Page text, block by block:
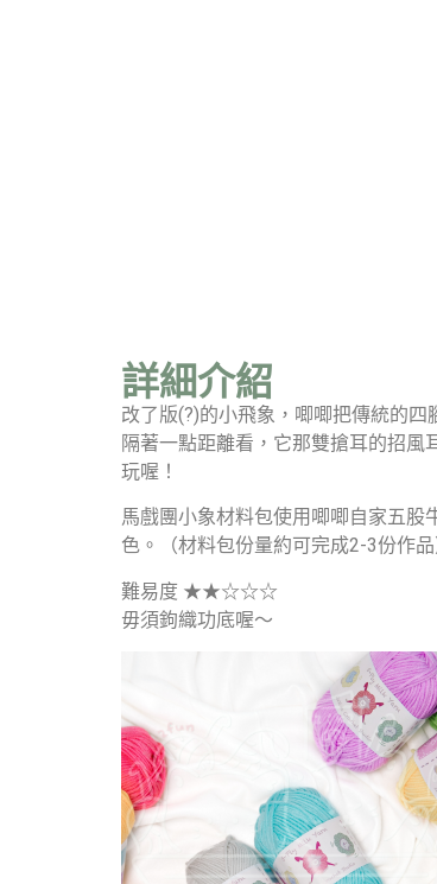
詳細介紹
改了版(?)的小飛象，唧唧把傳統的
隔著一點距離看，它那雙搶耳的招
玩喔！
馬戲團小象材料包使用唧唧自家五
色。（材料包份量約可完成2-3份作品
難易度 ★★☆☆☆
毋須鉤織功底喔～